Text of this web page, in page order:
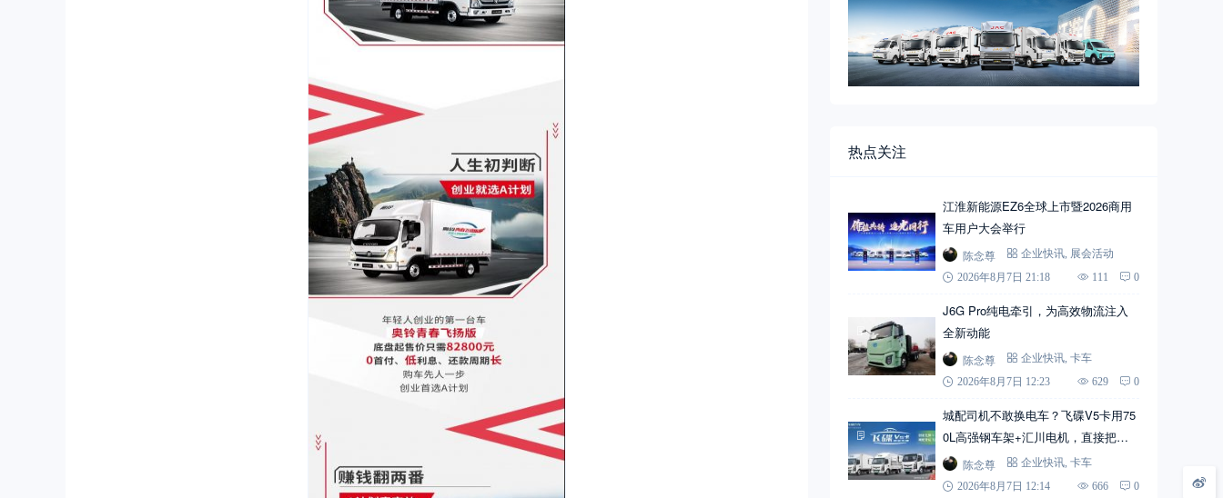
热点关注
江淮新能源EZ6全球上市暨2026商用
车用户大会举行
陈念尊 企业快讯
展会活动
2026年8月7日 21:18
111 0
J6G Pro纯电牵引，为高效物流注入
全新动能
陈念尊 企业快讯 卡车
2026年8月7日 12:23
629 0
城配司机不敢换电车？飞碟V5卡用75
0L高强钢车架+汇川电机，直接把信
心拉满陈念尊 企业快讯 卡车
2026年8月7日 12:14
666 0